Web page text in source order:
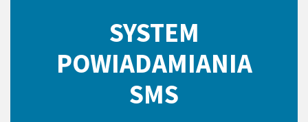
SYSTEM
POWIADAMIANIA
SMS